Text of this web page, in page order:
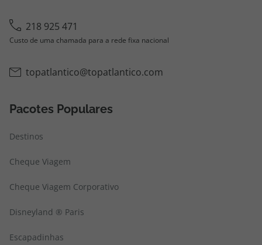
218 925 471
Custo de uma chamada para a rede fixa nacional
topatlantico@topatlantico.com
Pacotes Populares
Destinos
Cheque Viagem
Cheque Viagem Corporativo
Disneyland ® Paris
Escapadinhas